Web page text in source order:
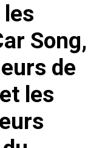
Song,
de
les